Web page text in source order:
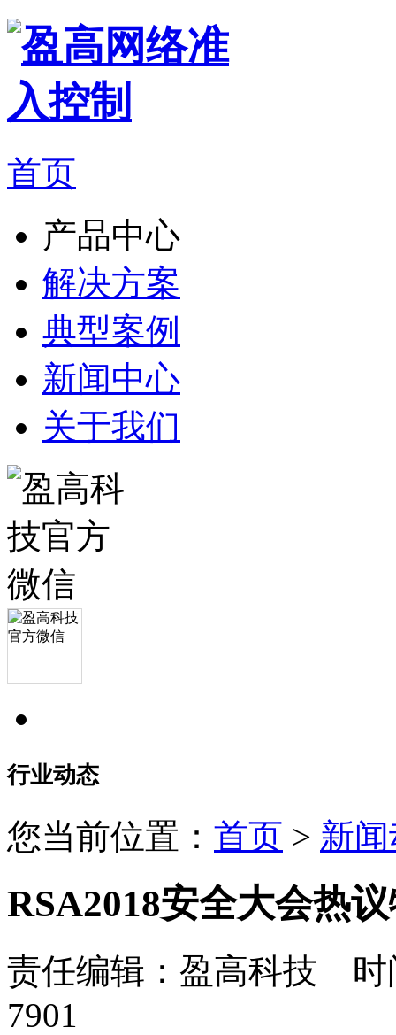
首页
产品中心
解决方案
典型案例
新闻中心
关于我们
行业动态
您当前位置： 首页 > 新
RSA2018安全大会热
责任编辑：盈高科技 时
7901